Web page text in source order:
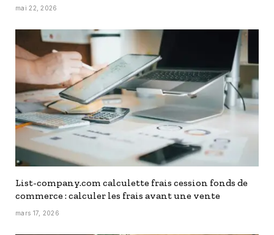
mai 22, 2026
List-company.com calculette frais cession fonds de
commerce : calculer les frais avant une vente
mars 17, 2026